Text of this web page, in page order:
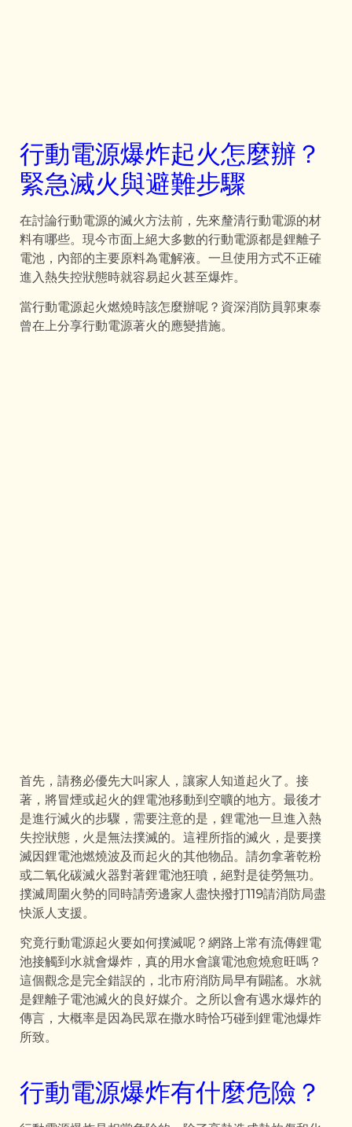
行動電源爆炸起火怎麼辦？
緊急滅火與避難步驟
在討論行動電源的滅火方法前，先來釐清行動電源的材
料有哪些。現今市面上絕大多數的行動電源都是鋰離子
電池，內部的主要原料為電解液。一旦使用方式不正確
進入熱失控狀態時就容易起火甚至爆炸。
當行動電源起火燃燒時該怎麼辦呢？資深消防員郭東泰
曾在上分享行動電源著火的應變措施。
首先，請務必優先大叫家人，讓家人知道起火了。接
著，將冒煙或起火的鋰電池移動到空曠的地方。最後才
是進行滅火的步驟，需要注意的是，鋰電池一旦進入熱
失控狀態，火是無法撲滅的。這裡所指的滅火，是要撲
滅因鋰電池燃燒波及而起火的其他物品。請勿拿著乾粉
或二氧化碳滅火器對著鋰電池狂噴，絕對是徒勞無功。
撲滅周圍火勢的同時請旁邊家人盡快撥打119請消防局盡
快派人支援。
究竟行動電源起火要如何撲滅呢？網路上常有流傳鋰電
池接觸到水就會爆炸，真的用水會讓電池愈燒愈旺嗎？
這個觀念是完全錯誤的，北市府消防局早有闢謠。水就
是鋰離子電池滅火的良好媒介。之所以會有遇水爆炸的
傳言，大概率是因為民眾在撒水時恰巧碰到鋰電池爆炸
所致。
行動電源爆炸有什麼危險？